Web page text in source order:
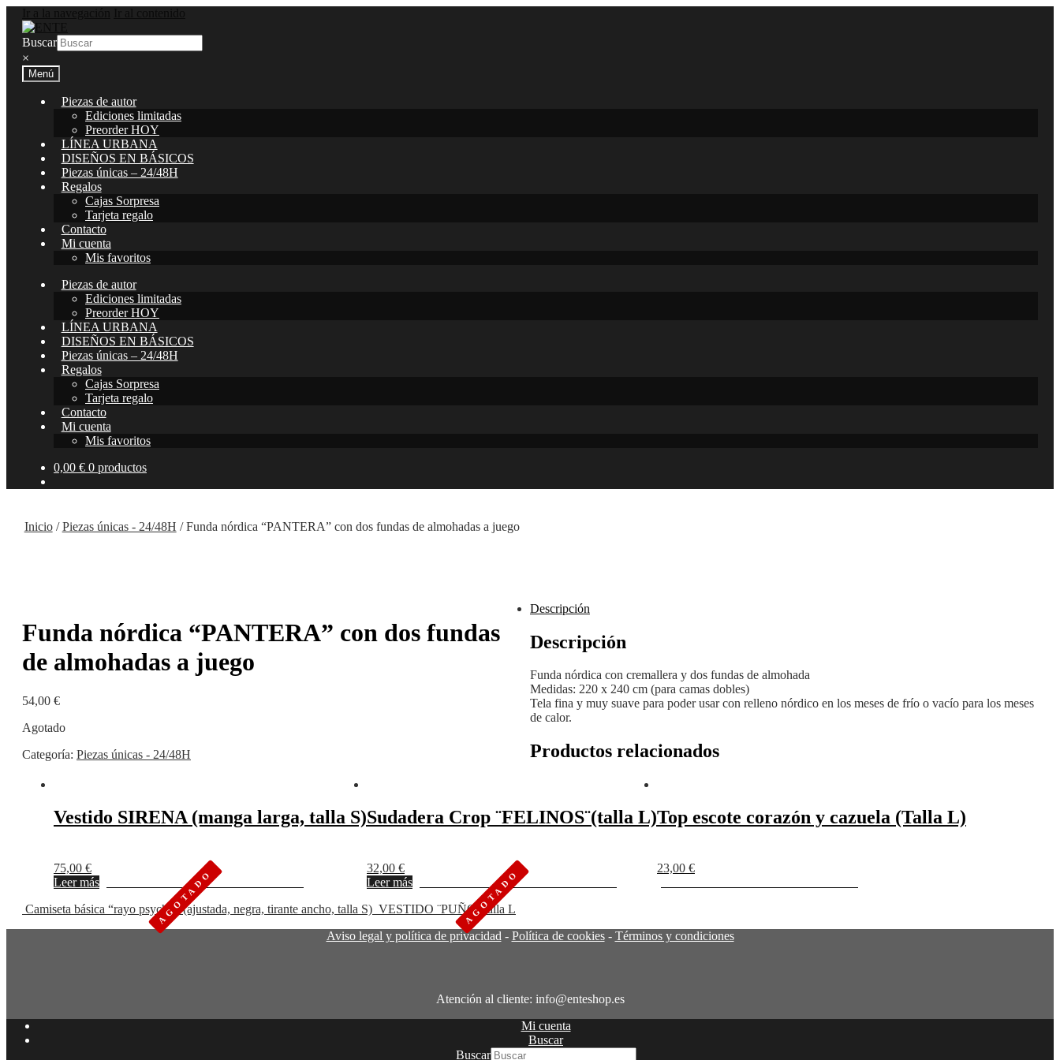
Buscar
×
Menú
Piezas de autor
Ediciones limitadas
Preorder HOY
LÍNEA URBANA
DISEÑOS EN BÁSICOS
Piezas únicas – 24/48H
Regalos
Cajas Sorpresa
Tarjeta regalo
Contacto
Mi cuenta
Mis favoritos
Piezas de autor
Ediciones limitadas
Preorder HOY
LÍNEA URBANA
DISEÑOS EN BÁSICOS
Piezas únicas – 24/48H
Regalos
Cajas Sorpresa
Tarjeta regalo
Contacto
Mi cuenta
Mis favoritos
0,00 € 0 productos
Inicio/Piezas únicas - 24/48H /Funda nórdica “PANTERA” con dos fundas de almohadas a juego
Funda nórdica “PANTERA” con dos fundas
de almohadas a juego
54,00 €
Agotado
Categoría: Piezas únicas - 24/48H
Descripción
Descripción
Funda nórdica con cremallera y dos fundas de almohada
Medidas: 220 x 240 cm (para camas dobles)
Tela fina y muy suave para poder usar con relleno nórdico en los meses de frío o vacío para los meses
de calor.
Productos relacionados
Vestido SIRENA (manga larga, talla S)
75,00 €
Leer más
Añadir a favoritos Eliminar de favoritos
Sudadera Crop ¨FELINOS¨(talla L)
32,00 €
Leer más
Añadir a favoritos Eliminar de favoritos
Top escote corazón y cazuela (Talla L)
23,00 €
Camiseta básica “rayo psycho” (ajustada, negra, tirante ancho, talla S) VESTIDO ¨PUÑO¨Talla L
Aviso legal y política de privacidad - Política de cookies- Términos y condiciones
Atención al cliente: info@enteshop.es
Mi cuenta
Buscar
Buscar